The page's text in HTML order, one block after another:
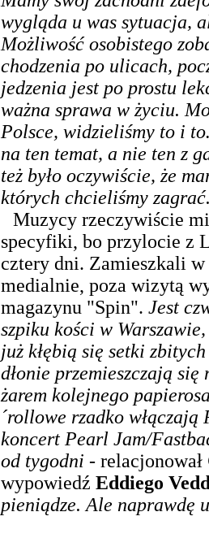
wygląda u was sytuacja,
Możliwość osobistego
chodzenia po ulicach,
jedzenia jest po prostu
ważna sprawa w życiu.
Polsce, widzieliśmy to i
na ten temat, a nie ten z
też było oczywiście, że
których chcieliśmy
Muzycy rzeczywiście
specyfiki, bo przylocie z
cztery dni. Zamieszkali
medialnie, poza wizytą
magazynu "Spin". Jest
szpiku kości w
już kłębią się setki
dłonie przemieszczają
żarem kolejnego
´rollowe rzadko
koncert Pearl Jam/
od tygodni - relacjonował
wypowiedź Eddiego
pieniądze. Ale naprawdę